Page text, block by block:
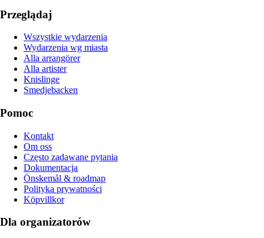
Przeglądaj
Wszystkie wydarzenia
Wydarzenia wg miasta
Alla arrangörer
Alla artister
Knislinge
Smedjebacken
Pomoc
Kontakt
Om oss
Często zadawane pytania
Dokumentacja
Önskemål & roadmap
Polityka prywatności
Köpvillkor
Dla organizatorów